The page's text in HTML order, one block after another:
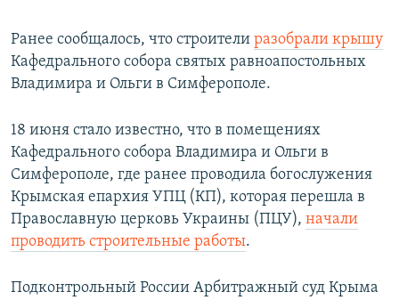
Ранее сообщалось, что строители разобрали крышу
Кафедрального собора святых равноапостольных
Владимира и Ольги в Симферополе.
18 июня стало известно, что в помещениях
Кафедрального собора Владимира и Ольги в
Симферополе, где ранее проводила богослужения
Крымская епархия УПЦ (КП), которая перешла в
Православную церковь Украины (ПЦУ), начали
проводить строительные работы.
Подконтрольный России Арбитражный суд Крыма